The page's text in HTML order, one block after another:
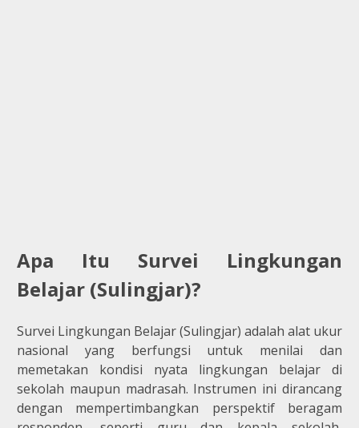
Apa Itu Survei Lingkungan
Belajar (Sulingjar)?
Survei Lingkungan Belajar (Sulingjar) adalah alat ukur
nasional yang berfungsi untuk menilai dan
memetakan kondisi nyata lingkungan belajar di
sekolah maupun madrasah. Instrumen ini dirancang
dengan mempertimbangkan perspektif beragam